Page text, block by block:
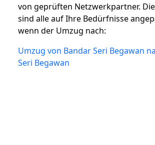
von geprüften Netzwerkpartner.
sind alle auf Ihre Bedürfnisse
wenn der Umzug nach:
Umzug von Bandar Seri Begawan
Seri Begawan